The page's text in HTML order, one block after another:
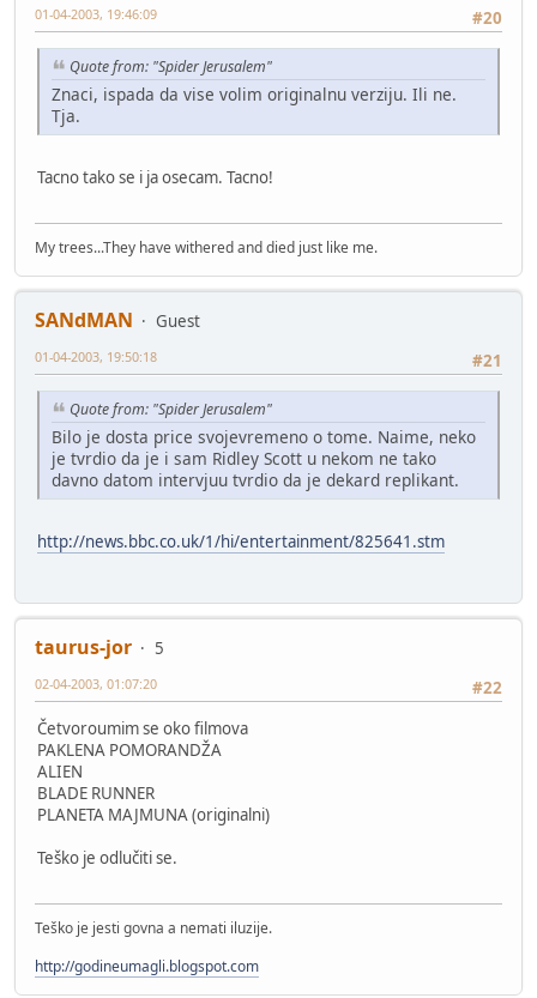
#20
01-04-2003, 19:46:09
Quote from: "Spider Jerusalem"
Znaci, ispada da vise volim originalnu verziju. Ili ne.
Tja.
Tacno tako se i ja osecam. Tacno!
My trees...They have withered and died just like me.
SANdMAN
Guest
#21
01-04-2003, 19:50:18
Quote from: "Spider Jerusalem"
Bilo je dosta price svojevremeno o tome. Naime, neko
je tvrdio da je i sam Ridley Scott u nekom ne tako
davno datom intervjuu tvrdio da je dekard replikant.
http://news.bbc.co.uk/1/hi/entertainment/825641.stm
taurus-jor
5
#22
02-04-2003, 01:07:20
Četvoroumim se oko filmova
PAKLENA POMORANDŽA
ALIEN
BLADE RUNNER
PLANETA MAJMUNA (originalni)
Teško je odlučiti se.
Teško je jesti govna a nemati iluzije.
http://godineumagli.blogspot.com